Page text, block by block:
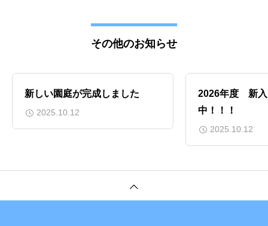
その他のお知らせ
新しい園庭が完成しました
2025.10.12
2026年度 新入
中！！！
2025.10.12